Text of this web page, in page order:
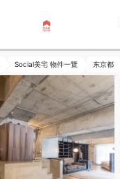
Social美宅 物件一覽 东京都